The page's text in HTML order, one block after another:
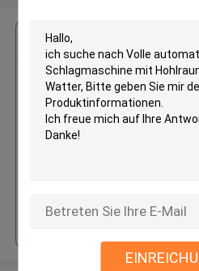
Erhalten Sie den
Volle
für